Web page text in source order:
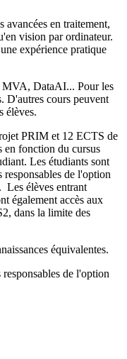
avancées en traitement,
vision par ordinateur.
expérience pratique
DataAI... Pour les
D'autres cours peuvent
élèves.
PRIM et 12 ECTS de
en fonction du cursus
Les étudiants sont
responsables de l'option
Les élèves entrant
également accès aux
dans la limite des
équivalentes.
de l'option